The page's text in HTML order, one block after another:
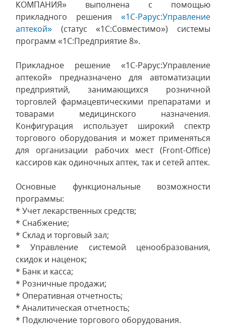
КОМПАНИЯ» выполнена с помощью
прикладного решения «1С-Рарус:Управление
аптекой» (статус «1С:Совместимо») системы
программ «1С:Предприятие 8».
Прикладное решение «1С-Рарус:Управление
аптекой» предназначено для автоматизации
предприятий, занимающихся розничной
торговлей фармацевтическими препаратами и
товарами медицинского назначения.
Конфигурация использует широкий спектр
торгового оборудования и может применяться
для организации рабочих мест (Front-Office)
кассиров как одиночных аптек, так и сетей аптек.
Основные функциональные возможности
программы:
* Учет лекарственных средств;
* Снабжение;
* Склад и торговый зал;
* Управление системой ценообразования,
скидок и наценок;
* Банк и касса;
* Розничные продажи;
* Оперативная отчетность;
* Аналитическая отчетность;
* Подключение торгового оборудования.